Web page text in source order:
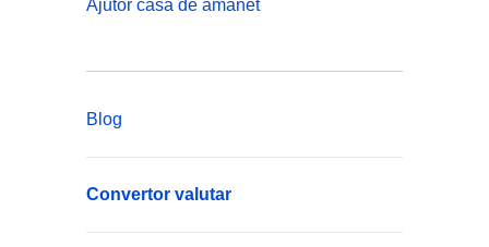
Ajutor casa de amanet
Blog
Convertor valutar